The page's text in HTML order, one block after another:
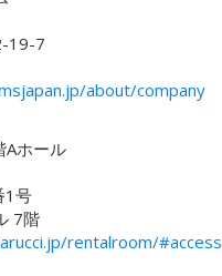
19-7
about/company
Aホール
1号
7階
rentalroom/#access